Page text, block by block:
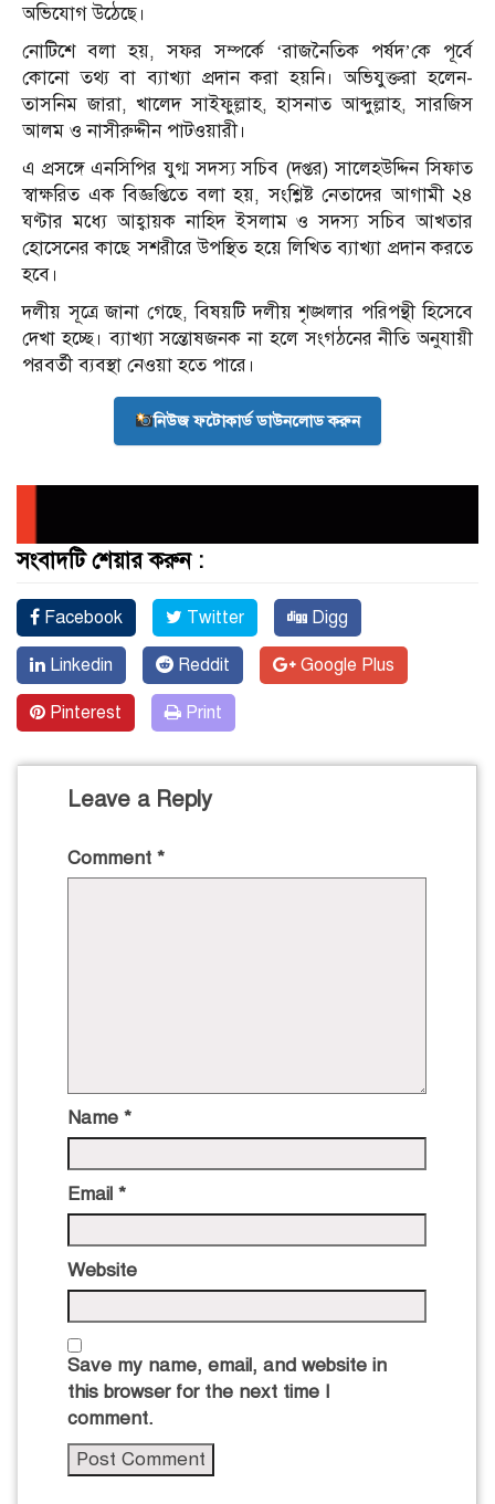
অভিযোগ উঠেছে।
নোটিশে বলা হয়, সফর সম্পর্কে ‘রাজনৈতিক পর্ষদ’কে পূর্বে
কোনো তথ্য বা ব্যাখ্যা প্রদান করা হয়নি। অভিযুক্তরা হলেন-
তাসনিম জারা, খালেদ সাইফুল্লাহ, হাসনাত আব্দুল্লাহ, সারজিস
আলম ও নাসীরুদ্দীন পাটওয়ারী।
এ প্রসঙ্গে এনসিপির যুগ্ম সদস্য সচিব (দপ্তর) সালেহউদ্দিন সিফাত
স্বাক্ষরিত এক বিজ্ঞপ্তিতে বলা হয়, সংশ্লিষ্ট নেতাদের আগামী ২৪
ঘণ্টার মধ্যে আহ্বায়ক নাহিদ ইসলাম ও সদস্য সচিব আখতার
হোসেনের কাছে সশরীরে উপস্থিত হয়ে লিখিত ব্যাখ্যা প্রদান করতে
হবে।
দলীয় সূত্রে জানা গেছে, বিষয়টি দলীয় শৃঙ্খলার পরিপন্থী হিসেবে
দেখা হচ্ছে। ব্যাখ্যা সন্তোষজনক না হলে সংগঠনের নীতি অনুযায়ী
পরবর্তী ব্যবস্থা নেওয়া হতে পারে।
নিউজ ফটোকার্ড ডাউনলোড করুন
সংবাদটি শেয়ার করুন :
Facebook Twitter Digg
Linkedin Reddit Google Plus
Pinterest Print
Leave a Reply
Comment *
Name *
Email *
Website
Save my name, email, and website in
this browser for the next time I
comment.